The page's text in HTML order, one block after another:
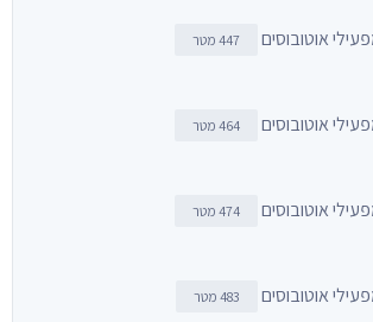
447 מטר
464 מטר
474 מטר
483 מטר